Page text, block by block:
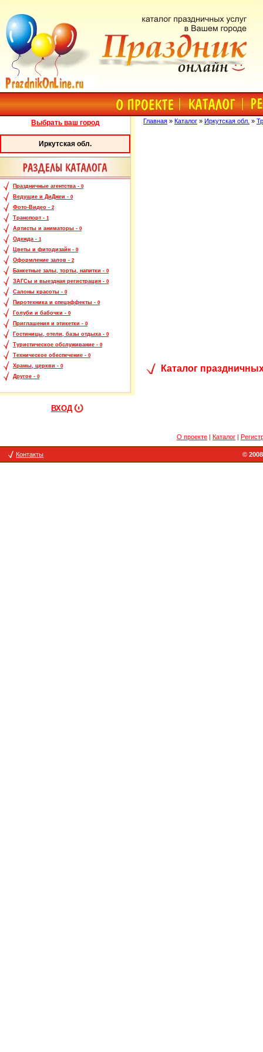
Выбрать ваш город
Иркутская обл.
Праздничные агентства - 0
Ведущие и ДиДжеи - 0
Фото-Видео - 2
Транспорт - 1
Артисты и аниматоры - 0
Одежда - 1
Цветы и фитодизайн - 0
Оформление залов - 2
Банкетные залы, торты, напитки - 0
ЗАГСы и выездная регистрация - 0
Салоны красоты - 0
Пиротехника и спецэффекты - 0
Голуби и бабочки - 0
Приглашения и этикетки - 0
Гостиницы, отели, базы отдыха - 0
Туристическое обслуживание - 0
Техническое обеспечение - 0
Храмы, церкви - 0
Другое - 0
ВХОД
Главная » Каталог » Иркутская обл. »
Каталог
О проекте Каталог
Контакты ©